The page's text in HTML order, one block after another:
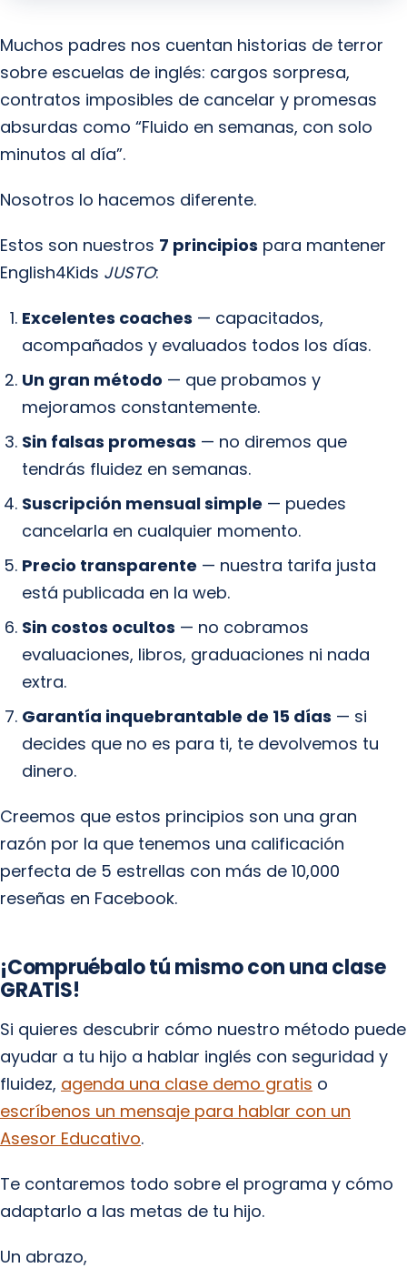
Muchos padres nos cuentan historias de terror
sobre escuelas de inglés: cargos sorpresa,
contratos imposibles de cancelar y promesas
absurdas como “Fluido en semanas, con solo
minutos al día”.
Nosotros lo hacemos diferente.
Estos son nuestros 7 principios para mantener
English4Kids JUSTO:
Excelentes coaches — capacitados,
acompañados y evaluados todos los días.
Un gran método — que probamos y
mejoramos constantemente.
Sin falsas promesas — no diremos que
tendrás fluidez en semanas.
Suscripción mensual simple — puedes
cancelarla en cualquier momento.
Precio transparente — nuestra tarifa justa
está publicada en la web.
Sin costos ocultos — no cobramos
evaluaciones, libros, graduaciones ni nada
extra.
Garantía inquebrantable de 15 días — si
decides que no es para ti, te devolvemos tu
dinero.
Creemos que estos principios son una gran
razón por la que tenemos una calificación
perfecta de 5 estrellas con más de 10,000
reseñas en Facebook.
¡Compruébalo tú mismo con una clase
GRATIS!
Si quieres descubrir cómo nuestro método puede
ayudar a tu hijo a hablar inglés con seguridad y
fluidez, agenda una clase demo gratis o
escríbenos un mensaje para hablar con un
Asesor Educativo.
Te contaremos todo sobre el programa y cómo
adaptarlo a las metas de tu hijo.
Un abrazo,